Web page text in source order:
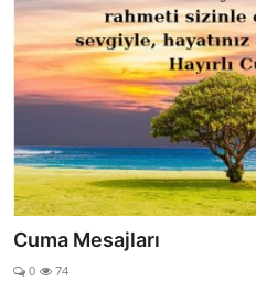
Cuma Mesajları
0 74